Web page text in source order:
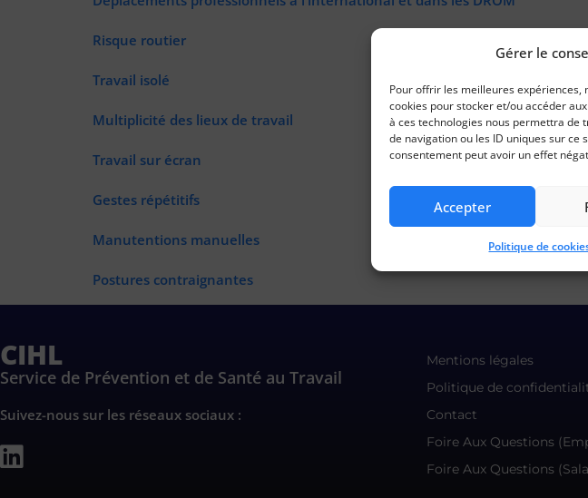
Gérer le
Pour offrir les meilleures expériences,
cookies pour stocker et/ou accéder
à ces technologies nous permettra de
de navigation ou les ID uniques sur ce
consentement peut avoir un effet
Accepter
Politique de
Risque routier
Travail isolé
Multiplicité des lieux de travail
Travail sur écran
Gestes répétitifs
Manutentions manuelles
Postures contraignantes
CIHL
Service de Prévention et de Santé au Travail
Suivez-nous sur les réseaux sociaux :
Mentions légales
Politique de
Contact
Foire Aux Questions
Foire Aux Questions